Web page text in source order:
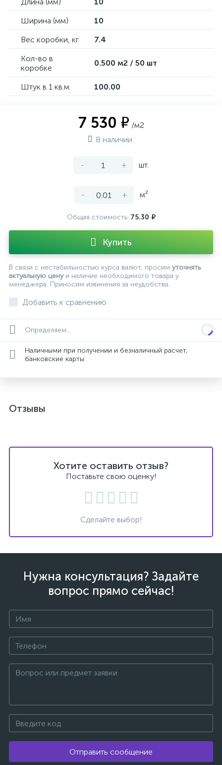
Ширина (мм)
10
Вес коробки, кг
7.4
Кол-во в
коробке
0.500 м2 / 50 шт
Штук в 1 кв.м. 100.00
7 530 ₽ /м2
В наличии
- + шт.
- + м²
Общая стоимость 75.30 ₽
Купить
В связи с нестабильностью курса валют, просим уточнять
актуальную ценуи наличие необходимого товара у
менеджера. Приносим извинения за неудобства.
Добавить к сравнению
Определяем...
Наличными при получении и безналичный расчет,
банковские карты
Отзывы
Хотите оставить отзыв?
Поставьте свою оценку!
Сделайте выбор!
Нужна консультация? Задайте
вопрос прямо сейчас!
Отправить сообщение